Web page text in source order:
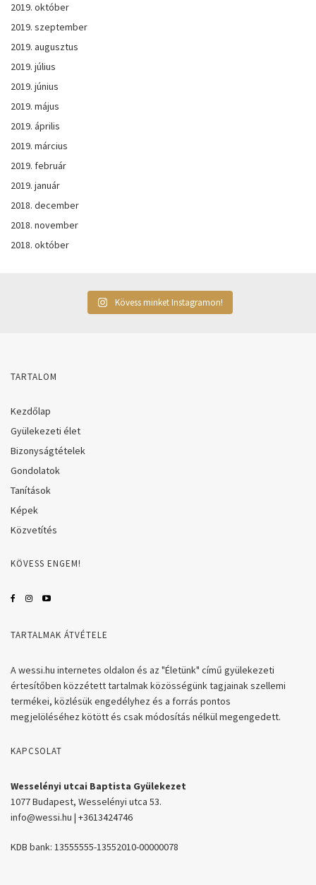
2019. október
2019. szeptember
2019. augusztus
2019. július
2019. június
2019. május
2019. április
2019. március
2019. február
2019. január
2018. december
2018. november
2018. október
Kövess minket Instagramon!
TARTALOM
Kezdőlap
Gyülekezeti élet
Bizonyságtételek
Gondolatok
Tanítások
Képek
Közvetítés
KÖVESS ENGEM!
TARTALMAK ÁTVÉTELE
A wessi.hu internetes oldalon és az "Életünk" című gyülekezeti
értesítőben közzétett tartalmak közösségünk tagjainak szellemi
termékei, közlésük engedélyhez és a forrás pontos
megjelöléséhez kötött és csak módosítás nélkül megengedett.
KAPCSOLAT
Wesselényi utcai Baptista Gyülekezet
1077 Budapest, Wesselényi utca 53.
info@wessi.hu | +3613424746
KDB bank: 13555555-13552010-00000078